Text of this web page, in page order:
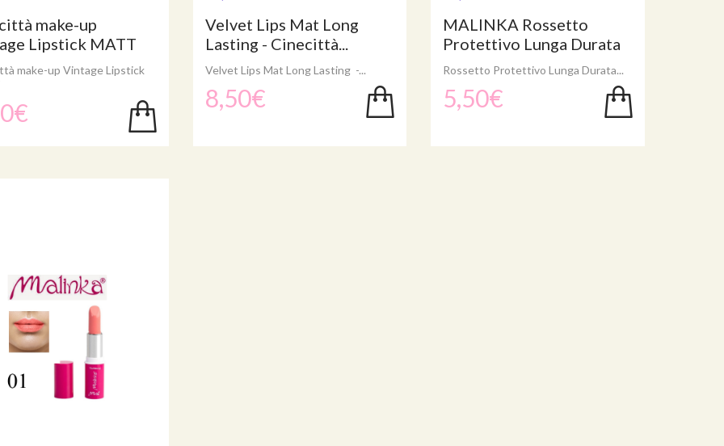
make-up
Lipstick MATT
make-up Vintage Lipstick
Velvet Lips Mat Long
Lasting - Cinecittà...
Velvet Lips Mat Long Lasting -...
8,50€
MALINKA Rossetto
Protettivo Lunga Durata
Rossetto Protettivo Lunga Durata...
5,50€